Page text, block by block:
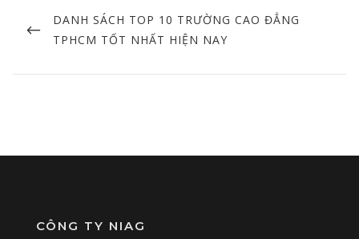
navigation
PREVIOUS
POST
DANH SÁCH TOP 10 TRƯỜNG CAO ĐẲNG
TPHCM TỐT NHẤT HIỆN NAY
CÔNG TY NIAG